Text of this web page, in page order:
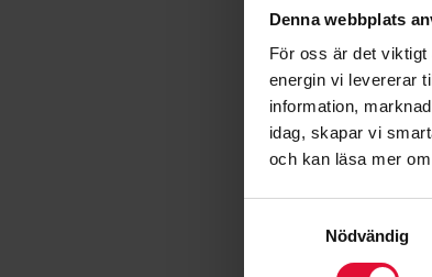
Denna webbplats
För oss är det
energin vi levererar
information,
idag, skapar vi
och kan läsa mer
Nödvändig
elnätet.
Önskar du se
Kontakta vår
Anmäl din flytt